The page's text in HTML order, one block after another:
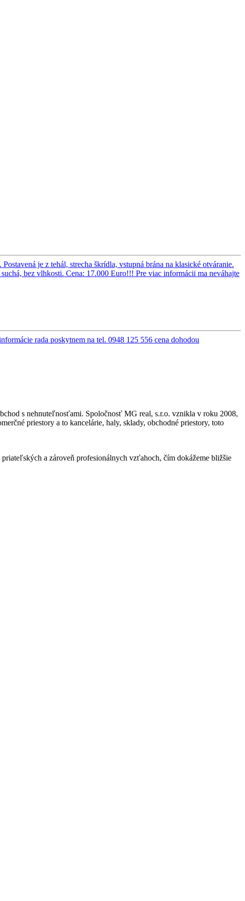
je z tehál, strecha škrídla, vstupná brána na klasické otváranie.
bez vlhkosti. Cena: 17.000 Euro!!! Pre viac informácii ma neváhajte
rada poskytnem na tel. 0948 125 556 cena dohodou
s nehnuteľnosťami. Spoločnosť MG real, s.r.o. vznikla v roku 2008,
priestory a to kancelárie, haly, sklady, obchodné priestory, toto
a zároveň profesionálnych vzťahoch, čím dokážeme bližšie